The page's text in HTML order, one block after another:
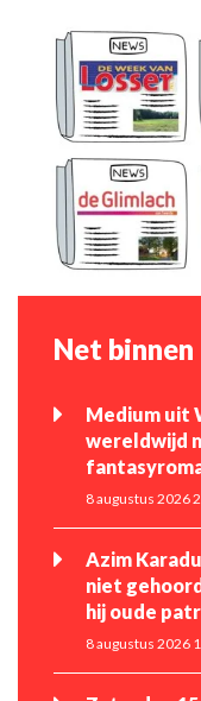
Net binnen
Medium uit
wereldwijd
8 augustus 2026
Azim
niet
hij oude
8 augustus 2026